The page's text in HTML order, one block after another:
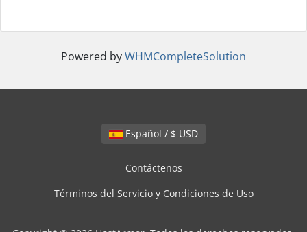
Powered byWHMCompleteSolution
Español / $ USD
Contáctenos
Términos del Servicio y Condiciones de Uso